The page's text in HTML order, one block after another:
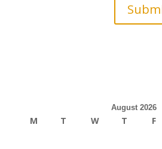
August 2026
M T W T F